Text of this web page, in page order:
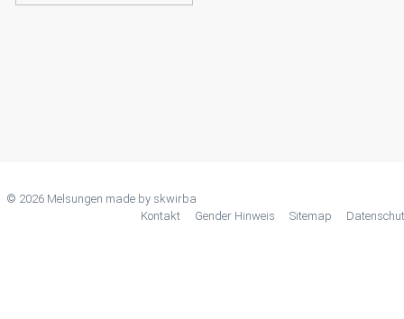
© 2026 Melsungen made by skwirba
Kontakt
Gender Hinweis Sitemap